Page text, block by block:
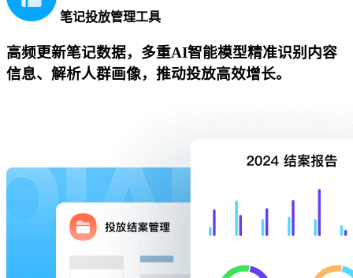
笔记投放管理工具
高频更新笔记数据，多重AI智能模型精准识别内容
信息、解析人群画像，推动投放高效增长。